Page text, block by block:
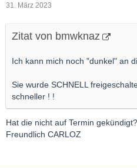
31. März 2023
Zitat von bmwknaz
Ich kann mich noch "dunkel" an
Sie wurde SCHNELL
schneller ! !
Hat die nicht auf Termin gekündigt?
Freundlich CARLOZ